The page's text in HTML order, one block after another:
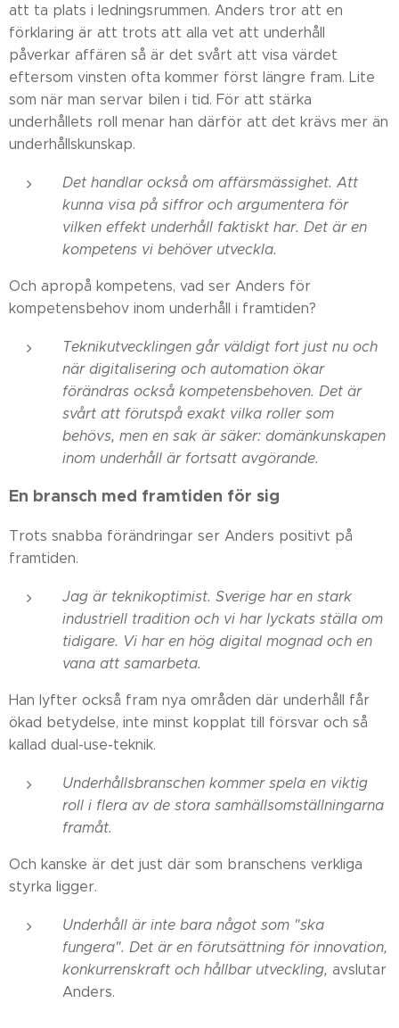
att ta plats i ledningsrummen. Anders tror att en
förklaring är att trots att alla vet att underhåll
påverkar affären så är det svårt att visa värdet
eftersom vinsten ofta kommer först längre fram. Lite
som när man servar bilen i tid. För att stärka
underhållets roll menar han därför att det krävs mer än
underhållskunskap.
Det handlar också om affärsmässighet. Att
kunna visa på siffror och argumentera för
vilken effekt underhåll faktiskt har. Det är en
kompetens vi behöver utveckla.
Och apropå kompetens, vad ser Anders för
kompetensbehov inom underhåll i framtiden?
Teknikutvecklingen går väldigt fort just nu och
när digitalisering och automation ökar
förändras också kompetensbehoven. Det är
svårt att förutspå exakt vilka roller som
behövs, men en sak är säker: domänkunskapen
inom underhåll är fortsatt avgörande.
En bransch med framtiden för sig
Trots snabba förändringar ser Anders positivt på
framtiden.
Jag är teknikoptimist. Sverige har en stark
industriell tradition och vi har lyckats ställa om
tidigare. Vi har en hög digital mognad och en
vana att samarbeta.
Han lyfter också fram nya områden där underhåll får
ökad betydelse, inte minst kopplat till försvar och så
kallad dual-use-teknik.
Underhållsbranschen kommer spela en viktig
roll i flera av de stora samhällsomställningarna
framåt.
Och kanske är det just där som branschens verkliga
styrka ligger.
Underhåll är inte bara något som "ska
fungera". Det är en förutsättning för innovation,
konkurrenskraft och hållbar utveckling, avslutar
Anders.